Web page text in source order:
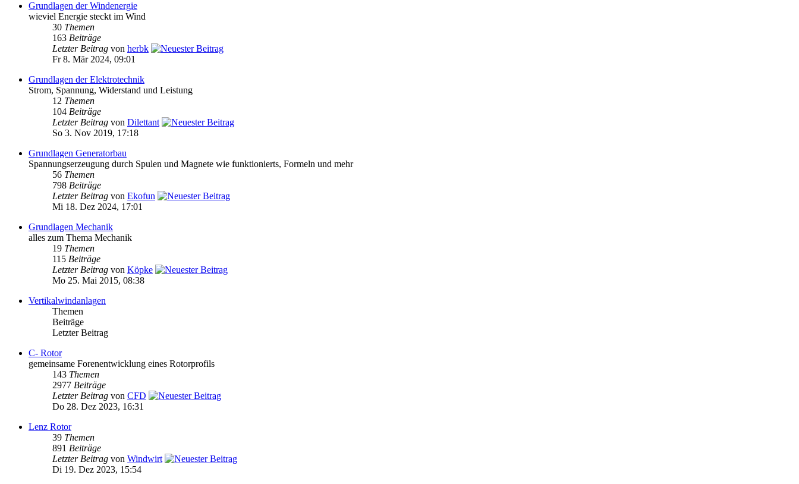
Grundlagen der Windenergie
wieviel Energie steckt im Wind
30 Themen
163 Beiträge
Letzter Beitrag von herbk
Fr 8. Mär 2024, 09:01
Grundlagen der Elektrotechnik
Strom, Spannung, Widerstand und Leistung
12 Themen
104 Beiträge
Letzter Beitrag von Dilettant
So 3. Nov 2019, 17:18
Grundlagen Generatorbau
Spannungserzeugung durch Spulen und Magnete wie funktionierts, Formeln und mehr
56 Themen
798 Beiträge
Letzter Beitrag von Ekofun
Mi 18. Dez 2024, 17:01
Grundlagen Mechanik
alles zum Thema Mechanik
19 Themen
115 Beiträge
Letzter Beitrag von Köpke
Mo 25. Mai 2015, 08:38
Vertikalwindanlagen
Themen
Beiträge
Letzter Beitrag
C- Rotor
gemeinsame Forenentwicklung eines Rotorprofils
143 Themen
2977 Beiträge
Letzter Beitrag von CFD
Do 28. Dez 2023, 16:31
Lenz Rotor
39 Themen
891 Beiträge
Letzter Beitrag von Windwirt
Di 19. Dez 2023, 15:54